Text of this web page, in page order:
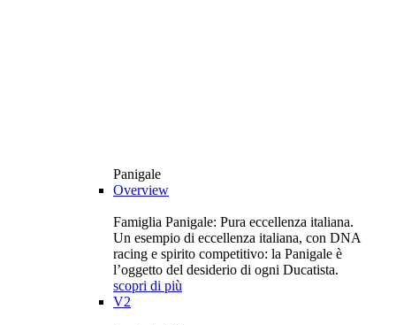
Panigale
Overview
Famiglia Panigale: Pura eccellenza italiana.
Un esempio di eccellenza italiana, con DNA
racing e spirito competitivo: la Panigale è
l’oggetto del desiderio di ogni Ducatista.
scopri di più
V2